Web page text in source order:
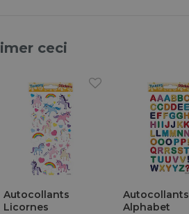
ceci
Autocollants
Licornes
Autocollants
Alphabet